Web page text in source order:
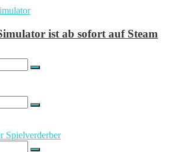
ist ab sofort auf Steam